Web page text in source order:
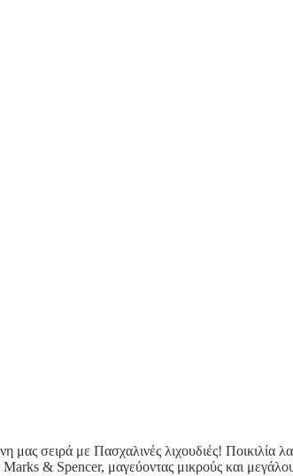
μας σειρά με Πασχαλινές λιχουδιές! Ποικιλία
& Spencer, μαγεύοντας μικρούς και